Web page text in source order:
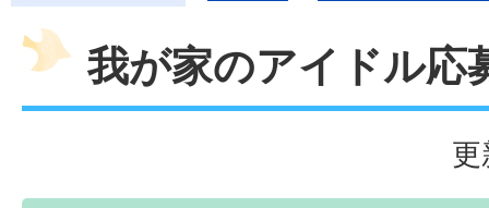
我が家のアイドル応